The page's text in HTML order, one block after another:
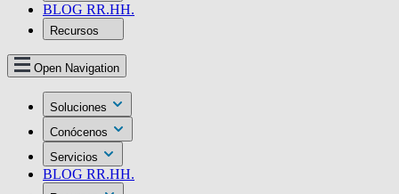
BLOG RR.HH.
Recursos
Open Navigation
Soluciones
Conócenos
Servicios
BLOG RR.HH.